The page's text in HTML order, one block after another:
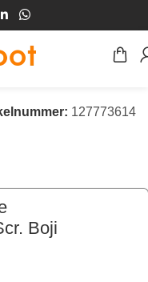
127773614
Boji